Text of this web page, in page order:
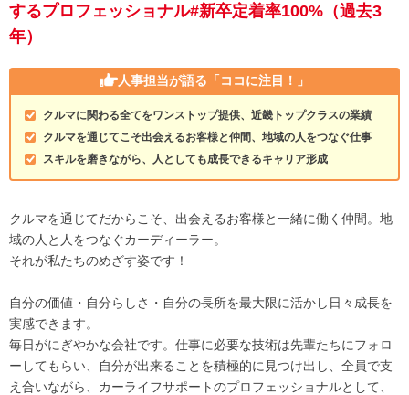
するプロフェッショナル#新卒定着率100%（過去3
年）
人事担当が語る 「ココに注目！」
クルマに関わる全てをワンストップ提供、近畿トップクラスの業績
クルマを通じてこそ出会えるお客様と仲間、地域の人をつなぐ仕事
スキルを磨きながら、人としても成長できるキャリア形成
クルマを通じてだからこそ、出会えるお客様と一緒に働く仲間。地
域の人と人をつなぐカーディーラー。
それが私たちのめざす姿です！
自分の価値・自分らしさ・自分の長所を最大限に活かし日々成長を
実感できます。
毎日がにぎやかな会社です。仕事に必要な技術は先輩たちにフォロ
ーしてもらい、自分が出来ることを積極的に見つけ出し、全員で支
え合いながら、カーライフサポートのプロフェッショナルとして、